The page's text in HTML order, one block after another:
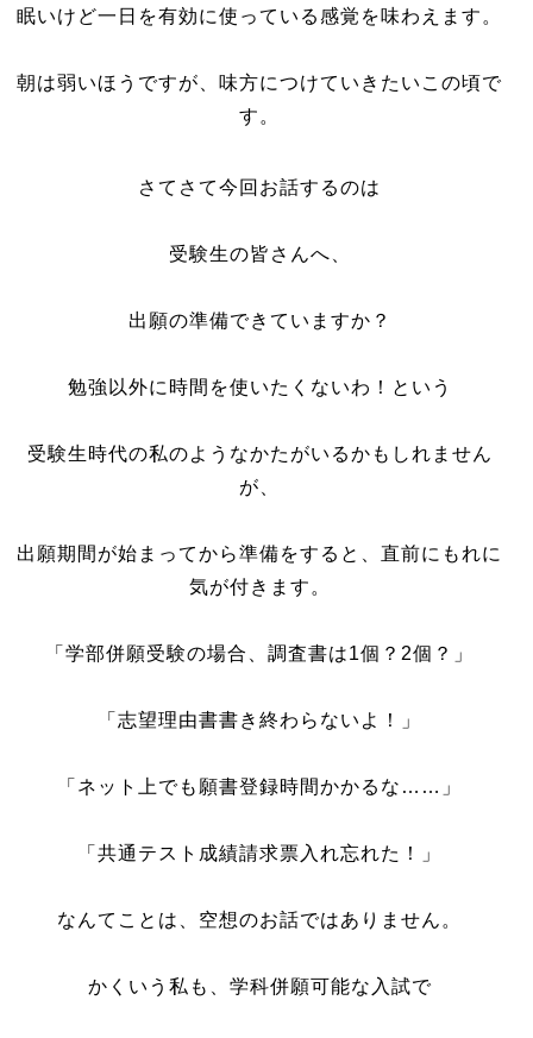
眠いけど一日を有効に使っている感覚を味わえます。
朝は弱いほうですが、味方につけていきたいこの頃で
す。
さてさて今回お話するのは
受験生の皆さんへ、
出願の準備できていますか？
勉強以外に時間を使いたくないわ！という
受験生時代の私のようなかたがいるかもしれません
が、
出願期間が始まってから準備をすると、直前にもれに
気が付きます。
「学部併願受験の場合、調査書は1個？2個？」
「志望理由書書き終わらないよ！」
「ネット上でも願書登録時間かかるな……」
「共通テスト成績請求票入れ忘れた！」
なんてことは、空想のお話ではありません。
かくいう私も、学科併願可能な入試で